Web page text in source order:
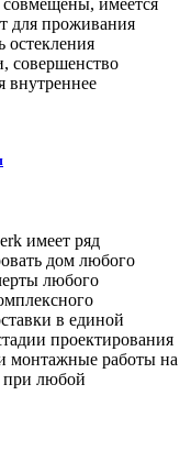
для проживания
остекления
совершенство
внутреннее
имеет ряд
дом любого
любого
в единой
проектирования
монтажные работы на
при любой